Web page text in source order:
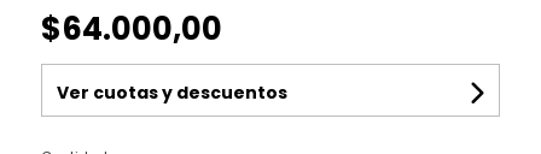
$64.000,00
Ver cuotas y descuentos